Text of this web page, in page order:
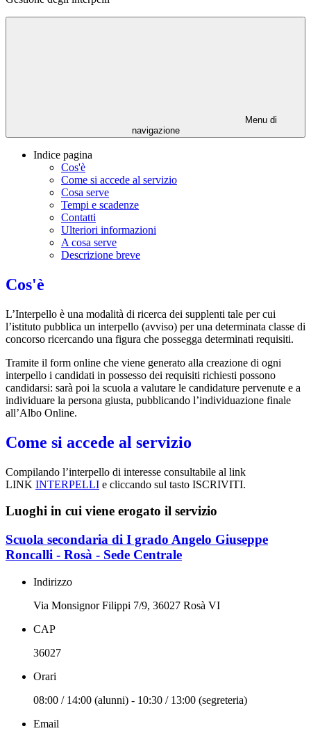
Menu di
navigazione
Indice pagina
Cos'è
Come si accede al servizio
Cosa serve
Tempi e scadenze
Contatti
Ulteriori informazioni
A cosa serve
Descrizione breve
Cos'è
L’Interpello è una modalità di ricerca dei supplenti tale per cui
l’istituto pubblica un interpello (avviso) per una determinata classe di
concorso ricercando una figura che possegga determinati requisiti.
Tramite il form online che viene generato alla creazione di ogni
interpello i candidati in possesso dei requisiti richiesti possono
candidarsi: sarà poi la scuola a valutare le candidature pervenute e a
individuare la persona giusta, pubblicando l’individuazione finale
all’Albo Online.
Come si accede al servizio
Compilando l’interpello di interesse consultabile al link
LINK INTERPELLI e cliccando sul tasto ISCRIVITI.
Luoghi in cui viene erogato il servizio
Scuola secondaria di I grado Angelo Giuseppe
Roncalli - Rosà - Sede Centrale
Indirizzo
Via Monsignor Filippi 7/9, 36027 Rosà VI
CAP
36027
Orari
08:00 / 14:00 (alunni) - 10:30 / 13:00 (segreteria)
Email